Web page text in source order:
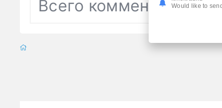
Всего комментариев0
Would like to